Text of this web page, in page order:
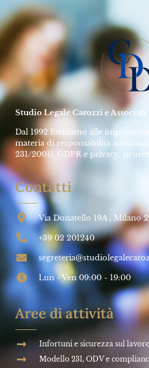
Studio Legale Carozzi e Associati
Dal 1992 forniamo alle imprese
materia di responsabilità
231/2001), GDPR e privacy,
Contatti
Via Donatello 19A , Milano
+39 02 201240
Lun - Ven 09:00 - 19:00
Aree di attività
Infortuni e sicurezza sul
Modello 231, ODV e